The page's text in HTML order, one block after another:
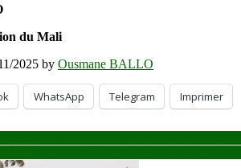
du Mali
2025 by Ousmane BALLO
WhatsApp Telegram Imprimer